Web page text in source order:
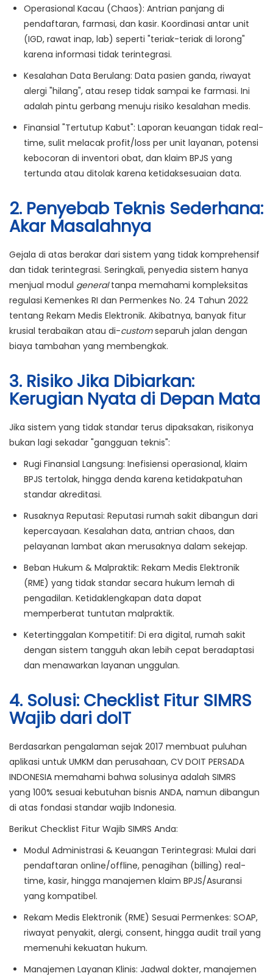
Operasional Kacau (Chaos): Antrian panjang di
pendaftaran, farmasi, dan kasir. Koordinasi antar unit
(IGD, rawat inap, lab) seperti "teriak-teriak di lorong"
karena informasi tidak terintegrasi.
Kesalahan Data Berulang: Data pasien ganda, riwayat
alergi "hilang", atau resep tidak sampai ke farmasi. Ini
adalah pintu gerbang menuju risiko kesalahan medis.
Finansial "Tertutup Kabut": Laporan keuangan tidak real-
time, sulit melacak profit/loss per unit layanan, potensi
kebocoran di inventori obat, dan klaim BPJS yang
tertunda atau ditolak karena ketidaksesuaian data.
2. Penyebab Teknis Sederhana:
Akar Masalahnya
Gejala di atas berakar dari sistem yang tidak komprehensif
dan tidak terintegrasi. Seringkali, penyedia sistem hanya
menjual modul generaltanpa memahami kompleksitas
regulasi Kemenkes RI dan Permenkes No. 24 Tahun 2022
tentang Rekam Medis Elektronik. Akibatnya, banyak fitur
krusial terabaikan atau di-customseparuh jalan dengan
biaya tambahan yang membengkak.
3. Risiko Jika Dibiarkan:
Kerugian Nyata di Depan Mata
Jika sistem yang tidak standar terus dipaksakan, risikonya
bukan lagi sekadar "gangguan teknis":
Rugi Finansial Langsung: Inefisiensi operasional, klaim
BPJS tertolak, hingga denda karena ketidakpatuhan
standar akreditasi.
Rusaknya Reputasi: Reputasi rumah sakit dibangun dari
kepercayaan. Kesalahan data, antrian chaos, dan
pelayanan lambat akan merusaknya dalam sekejap.
Beban Hukum & Malpraktik: Rekam Medis Elektronik
(RME) yang tidak standar secara hukum lemah di
pengadilan. Ketidaklengkapan data dapat
memperberat tuntutan malpraktik.
Ketertinggalan Kompetitif: Di era digital, rumah sakit
dengan sistem tangguh akan lebih cepat beradaptasi
dan menawarkan layanan unggulan.
4. Solusi: Checklist Fitur SIMRS
Wajib dari doIT
Berdasarkan pengalaman sejak 2017 membuat puluhan
aplikasi untuk UMKM dan perusahaan, CV DOIT PERSADA
INDONESIA memahami bahwa solusinya adalah SIMRS
yang 100% sesuai kebutuhan bisnis ANDA, namun dibangun
di atas fondasi standar wajib Indonesia.
Berikut Checklist Fitur Wajib SIMRS Anda:
Modul Administrasi & Keuangan Terintegrasi: Mulai dari
pendaftaran online/offline, penagihan (billing) real-
time, kasir, hingga manajemen klaim BPJS/Asuransi
yang kompatibel.
Rekam Medis Elektronik (RME) Sesuai Permenkes: SOAP,
riwayat penyakit, alergi, consent, hingga audit trail yang
memenuhi kekuatan hukum.
Manajemen Layanan Klinis: Jadwal dokter, manajemen